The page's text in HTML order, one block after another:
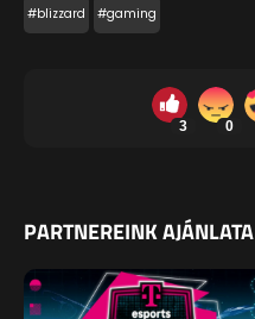
#blizzard #gaming
3 0
PARTNEREINK AJÁNLATA